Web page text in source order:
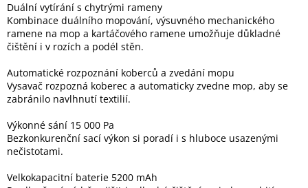
TONERY
A
CARTRIDGE
OEM
Sestavy
počítačů
Inpraise
Kamerové
systémy
MILESIGHT
Doprodej
Duální vytírání s chytrými rameny
Kombinace duálního mopování, výsuvného mechanického
ramene na mop a kartáčového ramene umožňuje důkladné
čištění i v rozích a podél stěn.
Automatické rozpoznání koberců a zvedání mopu
Vysavač rozpozná koberec a automaticky zvedne mop, aby se
zabránilo navlhnutí textilií.
Výkonné sání 15 000 Pa
Bezkonkurenční sací výkon si poradí i s hluboce usazenými
nečistotami.
Velkokapacitní baterie 5200 mAh